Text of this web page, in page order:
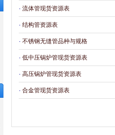
· 流体管现货资源表
· 结构管资源表
· 不锈钢无缝管品种与规格
· 低中压锅炉管现货资源表
· 高压锅炉管现货资源表
· 合金管现货资源表